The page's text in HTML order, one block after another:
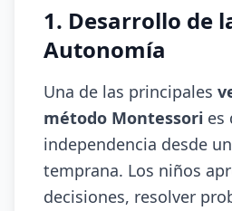
1. Desarrollo de
Autonomía
Una de las principales
método Montessori es
independencia desde
temprana. Los niños
decisiones, resolver